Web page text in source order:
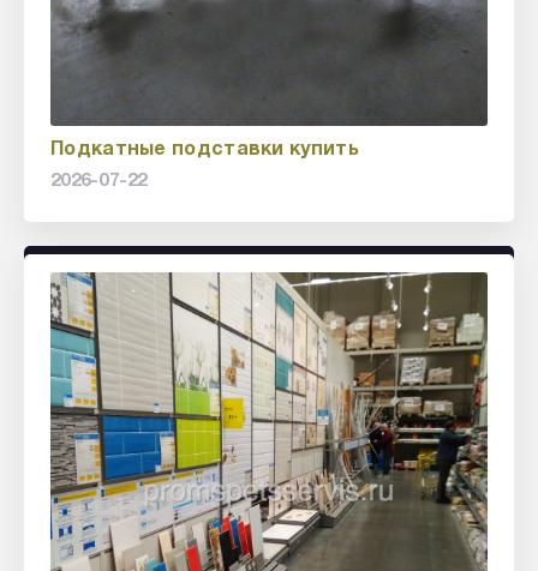
Подкатные подставки купить
2026-07-22